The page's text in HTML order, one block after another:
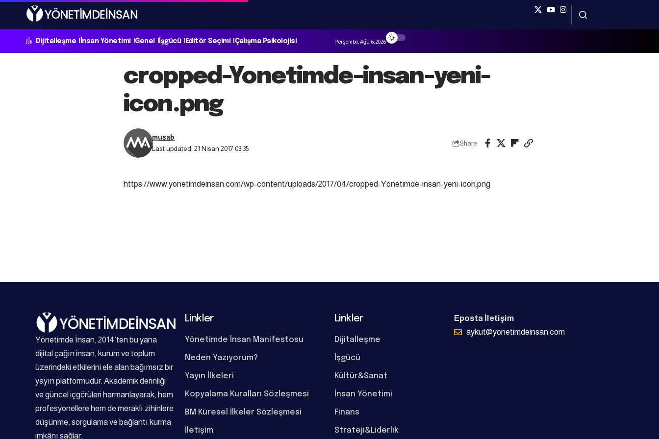
Dijitalleşme İnsan Yönetimi Genel İşgücü Editör Seçimi Çalışma Psikolojisi Perşembe, Ağu 6, 2026
cropped-Yonetimde-insan-yeni-
icon.png
Last updated: 21 Nisan 2017 03:35
musab
Share
https://www.yonetimdeinsan.com/wp-content/uploads/2017/04/cropped-Yonetimde-insan-yeni-icon.png
Yönetimde İnsan, 2014’ten bu yana
dijital çağın insan, kurum ve toplum
üzerindeki etkilerini ele alan bağımsız bir
yayın platformudur. Akademik derinliği
ve güncel içgörüleri harmanlayarak, hem
profesyonellere hem de meraklı zihinlere
düşünme, sorgulama ve bağlantı kurma
imkânı sağlar.
Linkler
Yönetimde İnsan Manifestosu
Neden Yazıyorum?
Yayın İlkeleri
Kopyalama Kuralları Sözleşmesi
BM Küresel İlkeler Sözleşmesi
İletişim
Linkler
Dijitalleşme
İşgücü
Kültür&Sanat
İnsan Yönetimi
Finans
Strateji&Liderlik
Eposta İletişim
aykut@yonetimdeinsan.com